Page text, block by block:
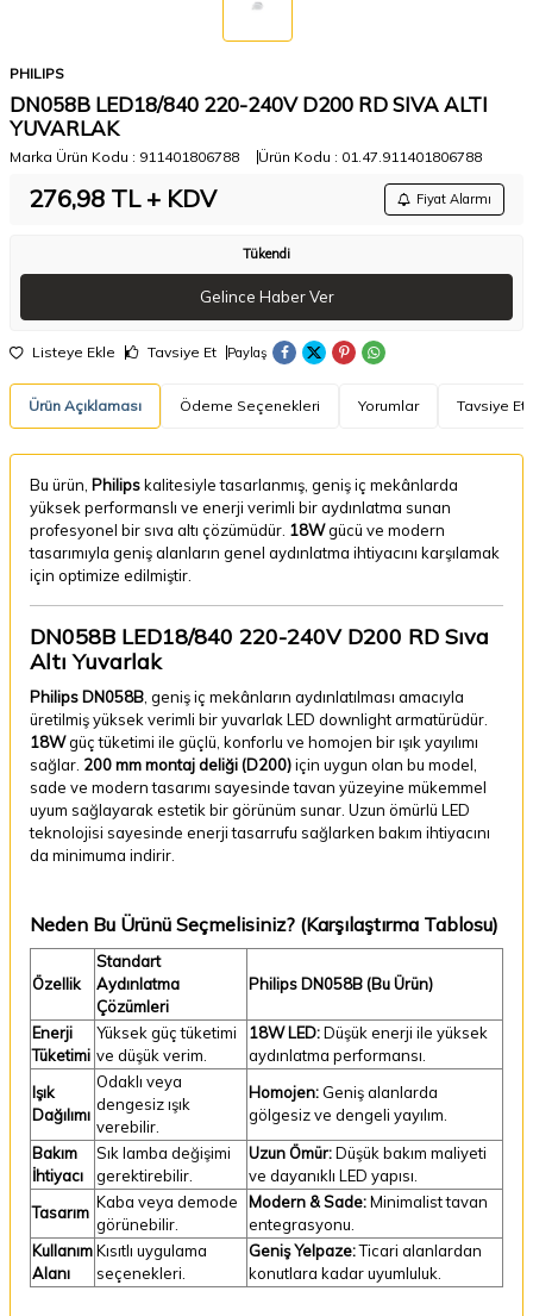
PHILIPS
DN058B LED18/840 220-240V D200 RD SIVA ALTI
YUVARLAK
Marka Ürün Kodu : 911401806788 Ürün Kodu : 01.47.911401806788
276,98 TL + KDV Fiyat Alarmı
Tükendi
Gelince Haber Ver
Listeye Ekle Tavsiye Et Paylaş
Ürün Açıklaması Ödeme Seçenekleri Yorumlar Tavsiye Et
Bu ürün, Philipskalitesiyle tasarlanmış, geniş iç mekânlarda
yüksek performanslı ve enerji verimli bir aydınlatma sunan
profesyonel bir sıva altı çözümüdür. 18Wgücü ve modern
tasarımıyla geniş alanların genel aydınlatma ihtiyacını karşılamak
için optimize edilmiştir.
DN058B LED18/840 220-240V D200 RD Sıva
Altı Yuvarlak
Philips DN058B , geniş iç mekânların aydınlatılması amacıyla
üretilmiş yüksek verimli bir yuvarlak LED downlight armatürüdür.
18Wgüç tüketimi ile güçlü, konforlu ve homojen bir ışık yayılımı
sağlar. 200 mm montaj deliği (D200)için uygun olan bu model,
sade ve modern tasarımı sayesinde tavan yüzeyine mükemmel
uyum sağlayarak estetik bir görünüm sunar. Uzun ömürlü LED
teknolojisi sayesinde enerji tasarrufu sağlarken bakım ihtiyacını
da minimuma indirir.
Neden Bu Ürünü Seçmelisiniz? (Karşılaştırma Tablosu)
Özellik
Standart
Aydınlatma
Çözümleri
Philips DN058B (Bu Ürün)
Enerji
Tüketimi
Yüksek güç tüketimi
ve düşük verim.
18W LED:Düşük enerji ile yüksek
aydınlatma performansı.
Işık
Dağılımı
Odaklı veya
dengesiz ışık
verebilir.
Homojen: Geniş alanlarda
gölgesiz ve dengeli yayılım.
Bakım
İhtiyacı
Sık lamba değişimi
gerektirebilir.
Uzun Ömür:Düşük bakım maliyeti
ve dayanıklı LED yapısı.
Tasarım
Kaba veya demode
görünebilir.
Modern & Sade:Minimalist tavan
entegrasyonu.
Kullanım
Alanı
Kısıtlı uygulama
seçenekleri.
Geniş Yelpaze:Ticari alanlardan
konutlara kadar uyumluluk.